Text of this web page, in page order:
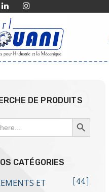
DE PRODUITS
SEARCH BUTTON
CATÉGORIES
ET
44